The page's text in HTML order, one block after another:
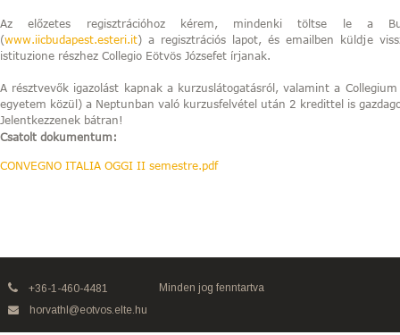
Az előzetes regisztrációhoz kérem, mindenki töltse le a
(www.iicbudapest.esteri.it) a regisztrációs lapot, és emailben küldje
istituzione részhez Collegio Eötvös Józsefet írjanak.
A résztvevők igazolást kapnak a kurzuslátogatásról, valamint a
egyetem közül) a Neptunban való kurzusfelvétel után 2 kredittel is
Jelentkezzenek bátran!
Csatolt dokumentum:
CONVEGNO ITALIA OGGI II semestre.pdf
+36-1-460-4481
horvathl@eotvos.elte.hu
Minden jog fenntartva